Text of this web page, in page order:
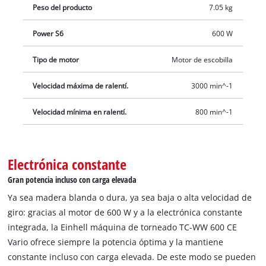
suministrado, la máquina de torneado también se puede fijar
de forma fija, por ejemplo, en el banco de trabajo.
Peso del producto 7.05 kg
Power S6 600 W
Tipo de motor Motor de escobilla
Velocidad máxima de ralentí. 3000 min^-1
Velocidad mínima en ralentí. 800 min^-1
Electrónica constante
Gran potencia incluso con carga elevada
Ya sea madera blanda o dura, ya sea baja o alta velocidad de
giro: gracias al motor de 600 W y a la electrónica constante
integrada, la Einhell máquina de torneado TC-WW 600 CE
Vario ofrece siempre la potencia óptima y la mantiene
constante incluso con carga elevada. De este modo se pueden